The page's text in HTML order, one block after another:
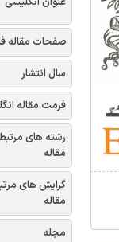
صفحات مقاله
سال انتشار
فرمت مقاله
رشته های
مقاله
گرایش های
مقاله
مجله